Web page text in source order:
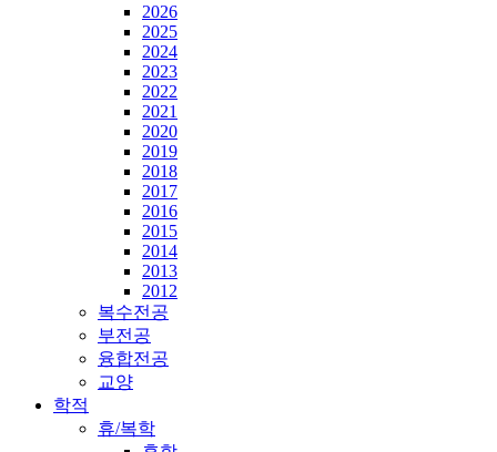
2026
2025
2024
2023
2022
2021
2020
2019
2018
2017
2016
2015
2014
2013
2012
복수전공
부전공
융합전공
교양
학적
휴/복학